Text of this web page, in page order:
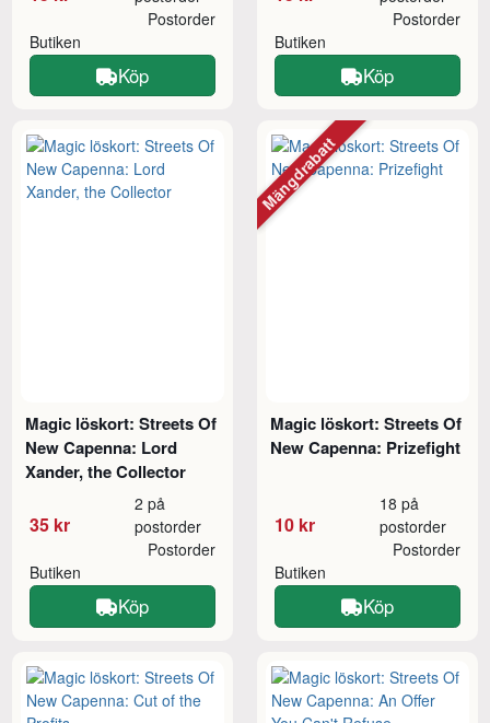
Butiken
Postorder
Köp
Butiken
Postorder
Köp
Magic löskort: Streets Of
New Capenna: Lord
Xander, the Collector
35 kr
2 på
postorder
Butiken
Postorder
Köp
Magic löskort: Streets Of
New Capenna: Prizefight
10 kr
18 på
postorder
Butiken
Postorder
Köp
Mängdrabatt